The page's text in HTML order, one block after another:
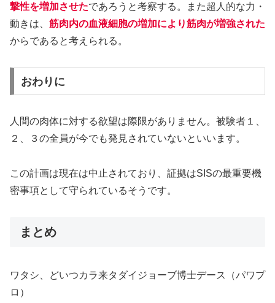
撃性を増加させたであろうと考察する。また超人的な力・
動きは、 筋肉内の血液細胞の増加により筋肉が増強された
からであると考えられる。
おわりに
人間の肉体に対する欲望は際限がありません。被験者１、
２、３の全員が今でも発見されていないといいます。
この計画は現在は中止されており、証拠はSISの最重要機
密事項として守られているそうです。
まとめ
ワタシ、どいつカラ来タダイジョーブ博士デース（パワプ
ロ）